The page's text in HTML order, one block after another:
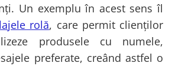
Un exemplu în acest sens îl
rolă, care permit clienților
produsele cu numele,
preferate, creând astfel o